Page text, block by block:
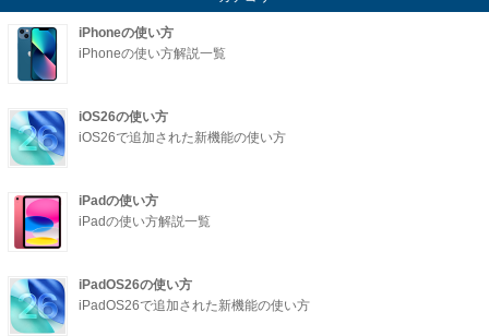
iPhoneの使い方
iPhoneの使い方解説一覧
iOS26の使い方
iOS26で追加された新機能の使い方
iPadの使い方
iPadの使い方解説一覧
iPadOS26の使い方
iPadOS26で追加された新機能の使い方